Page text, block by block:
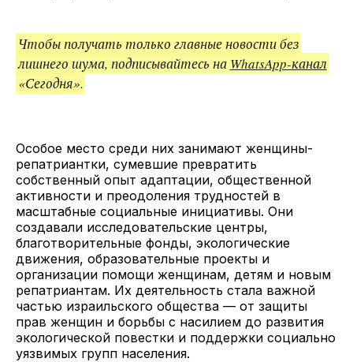
Чтобы получать только главные новости без
лишнего шума, подписывайтесь на WhatsApp-канал
«Сегодня».
Особое место среди них занимают женщины-
репатриантки, сумевшие превратить
собственный опыт адаптации, общественной
активности и преодоления трудностей в
масштабные социальные инициативы. Они
создавали исследовательские центры,
благотворительные фонды, экологические
движения, образовательные проекты и
организации помощи женщинам, детям и новым
репатриантам. Их деятельность стала важной
частью израильского общества — от защиты
прав женщин и борьбы с насилием до развития
экологической повестки и поддержки социально
уязвимых групп населения.